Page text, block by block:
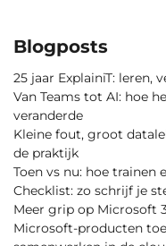
Blogposts
25 jaar ExplainiT: leren,
Van Teams tot AI: hoe
veranderde
Kleine fout, groot
de praktijk
Toen vs nu: hoe trainen
Checklist: zo schrijf je
Meer grip op Microsoft
Microsoft-producten